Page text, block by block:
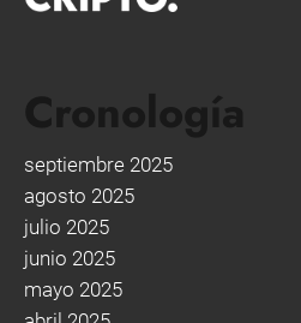
Cronología
septiembre 2025
agosto 2025
julio 2025
junio 2025
mayo 2025